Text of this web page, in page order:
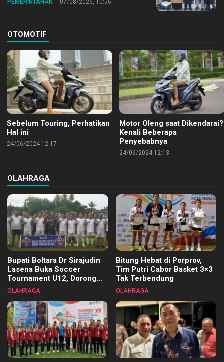
PEMERINTAHAN 07/08/2026, 10:56
OTOMOTIF
Sebelum Touring, Perhatikan
Hal ini
24/06/2024 12:17
Motor Oleng saat Dikendarai?
Kenali Beberapa
Penyebabnya
24/06/2024 12:13
OLAHRAGA
Bupati Boltara Dr Sirajudin
Lasena Buka Soccer
Tournament U12, Dorong
Pembinaan Merata di Setiap
OLAHRAGA
Bitung Hebat di Porprov,
Tim Putri Cabor Basket 3×3
Tak Terbendung
OLAHRAGA